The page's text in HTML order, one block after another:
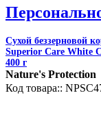
Сухой беззерновой
Superior Care White
400 г
Nature's Protection